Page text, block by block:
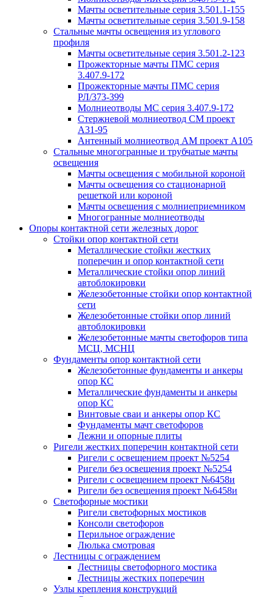
Мачты осветительные серия 3.501.1-155
Мачты осветительные серия 3.501.9-158
Стальные мачты освещения из углового
профиля
Мачты осветительные серия 3.501.2-123
Прожекторные мачты ПМС серия
3.407.9-172
Прожекторные мачты ПМС серия
РЛ/373-399
Молниеотводы МС серия 3.407.9-172
Стержневой молниеотвод СМ проект
А31-95
Антенный молниеотвод АМ проект А105
Стальные многогранные и трубчатые мачты
освещения
Мачты освещения с мобильной короной
Мачты освещения со стационарной
решеткой или короной
Мачты освещения с молниеприемником
Многогранные молниеотводы
Опоры контактной сети железных дорог
Стойки опор контактной сети
Металлические стойки жестких
поперечин и опор контактной сети
Металлические стойки опор линий
автоблокировки
Железобетонные стойки опор контактной
сети
Железобетонные стойки опор линий
автоблокировки
Железобетонные мачты светофоров типа
МСЦ, МСНЦ
Фундаменты опор контактной сети
Железобетонные фундаменты и анкеры
опор КС
Металлические фундаменты и анкеры
опор КС
Винтовые сваи и анкеры опор КС
Фундаменты мачт светофоров
Лежни и опорные плиты
Ригели жестких поперечин контактной сети
Ригели с освещением проект №5254
Ригели без освещения проект №5254
Ригели с освещением проект №6458и
Ригели без освещения проект №6458и
Светофорные мостики
Ригели светофорных мостиков
Консоли светофоров
Перильное ограждение
Люлька смотровая
Лестницы с ограждением
Лестницы светофорного мостика
Лестницы жестких поперечин
Узлы крепления конструкций